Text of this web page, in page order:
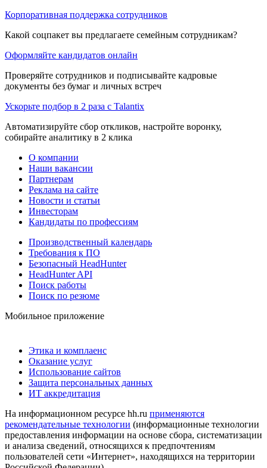
Корпоративная поддержка сотрудников
Какой соцпакет вы предлагаете семейным сотрудникам?
Оформляйте кандидатов онлайн
Проверяйте сотрудников и подписывайте кадровые
документы без бумаг и личных встреч
Ускорьте подбор в 2 раза с Talantix
Автоматизируйте сбор откликов, настройте воронку,
собирайте аналитику в 2 клика
О компании
Наши вакансии
Партнерам
Реклама на сайте
Новости и статьи
Инвесторам
Кандидаты по профессиям
Производственный календарь
Требования к ПО
Безопасный HeadHunter
HeadHunter API
Поиск работы
Поиск по резюме
Мобильное приложение
Этика и комплаенс
Оказание услуг
Использование сайтов
Защита персональных данных
ИТ аккредитация
На информационном ресурсе hh.ru применяются
рекомендательные технологии (информационные технологии
предоставления информации на основе сбора, систематизации
и анализа сведений, относящихся к предпочтениям
пользователей сети «Интернет», находящихся на территории